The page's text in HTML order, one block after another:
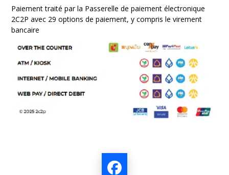
Paiement traité par la Passerelle de paiement électronique
2C2P avec 29 options de paiement, y compris le virement
bancaire